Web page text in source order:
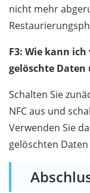
nicht mehr
F3: Wie kann
gelöschte Daten
Schalten Sie
NFC aus und
Verwenden Sie
gelöschten